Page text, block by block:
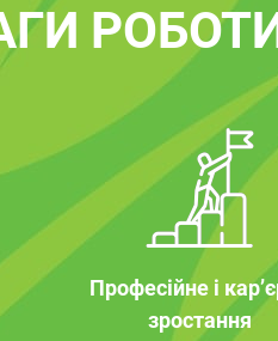
Професійне і
зростання